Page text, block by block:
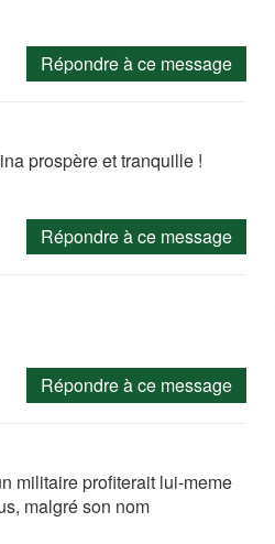
Répondre à ce message
prospère et tranquille !
Répondre à ce message
Répondre à ce message
militaire profiterait lui-meme
malgré son nom